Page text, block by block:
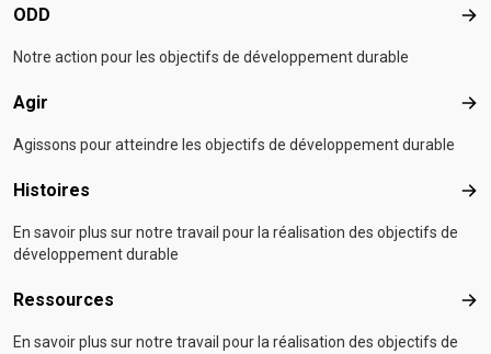
ODD
Notre action pour les objectifs de développement durable
Agir Agir
Agissons pour atteindre les objectifs de développement durable
Histoires
En savoir plus sur notre travail pour la réalisation des objectifs de
développement durable
Ressources
En savoir plus sur notre travail pour la réalisation des objectifs de